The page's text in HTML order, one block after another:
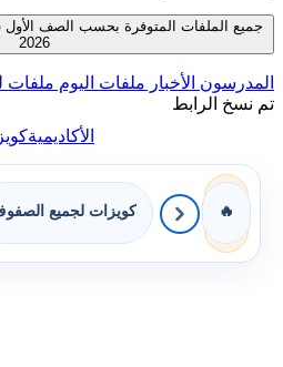
2026
المدرسون الأخبار ملفات اليوم ملفات
تم نسخ الرابط
الأكاديمية
🔥 كويزات لجميع